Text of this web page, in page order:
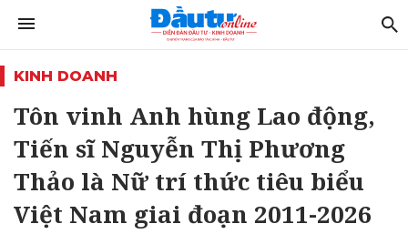
KINH DOANH
Tôn vinh Anh hùng Lao động,
Tiến sĩ Nguyễn Thị Phương
Thảo là Nữ trí thức tiêu biểu
Việt Nam giai đoạn 2011-2026